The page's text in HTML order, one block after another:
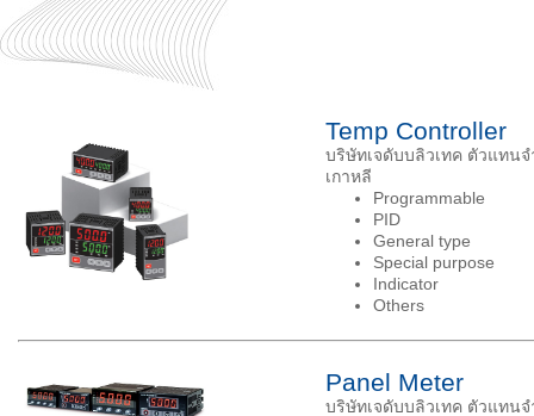
Temp Controller
บริษัทเจดับบลิวเทค ตัวแทน
เกาหลี
Programmable
PID
General type
Special purpose
Indicator
Others
Panel Meter
บริษัทเจดับบลิวเทค ตัวแทน